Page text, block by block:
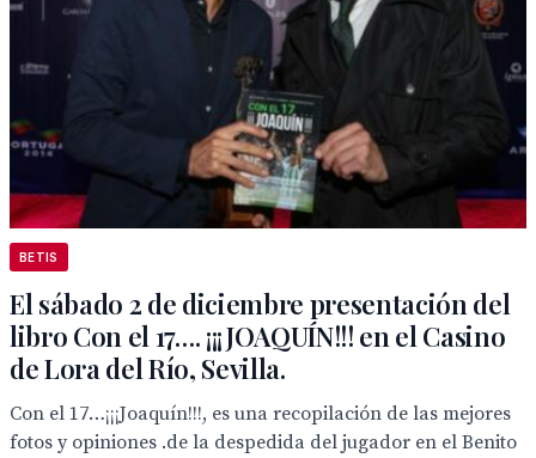
BETIS
El sábado 2 de diciembre presentación del
libro Con el 17…. ¡¡¡JOAQUÍN!!! en el Casino
de Lora del Río, Sevilla.
Con el 17…¡¡¡Joaquín!!!, es una recopilación de las mejores
fotos y opiniones .de la despedida del jugador en el Benito